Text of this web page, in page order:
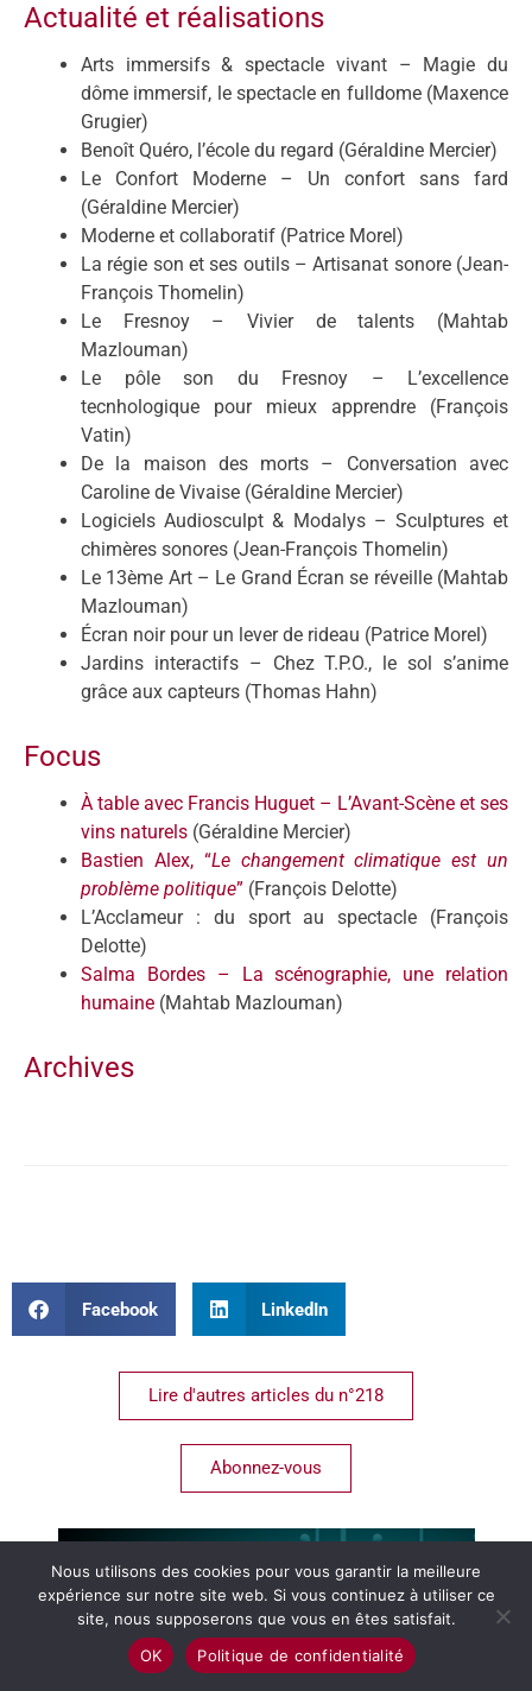
Actualité et réalisations
Arts immersifs & spectacle vivant – Magie du
dôme immersif, le spectacle en fulldome (Maxence
Grugier)
Benoît Quéro, l’école du regard (Géraldine Mercier)
Le Confort Moderne – Un confort sans fard
(Géraldine Mercier)
Moderne et collaboratif (Patrice Morel)
La régie son et ses outils – Artisanat sonore (Jean-
François Thomelin)
Le Fresnoy – Vivier de talents (Mahtab
Mazlouman)
Le pôle son du Fresnoy – L’excellence
tecnhologique pour mieux apprendre (François
Vatin)
De la maison des morts – Conversation avec
Caroline de Vivaise (Géraldine Mercier)
Logiciels Audiosculpt & Modalys – Sculptures et
chimères sonores (Jean-François Thomelin)
Le 13ème Art – Le Grand Écran se réveille (Mahtab
Mazlouman)
Écran noir pour un lever de rideau (Patrice Morel)
Jardins interactifs – Chez T.P.O., le sol s’anime
grâce aux capteurs (Thomas Hahn)
Focus
À table avec Francis Huguet – L’Avant-Scène et ses
vins naturels (Géraldine Mercier)
Bastien Alex, “Le changement climatique est un
problème politique” (François Delotte)
L’Acclameur : du sport au spectacle (François
Delotte)
Salma Bordes – La scénographie, une relation
humaine (Mahtab Mazlouman)
Archives
Facebook LinkedIn
Lire d'autres articles du n°218
Abonnez-vous
Nous utilisons des cookies pour vous garantir la meilleure
expérience sur notre site web. Si vous continuez à utiliser ce
site, nous supposerons que vous en êtes satisfait.
OK
Politique de confidentialité